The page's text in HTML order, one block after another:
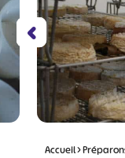
Accueil>